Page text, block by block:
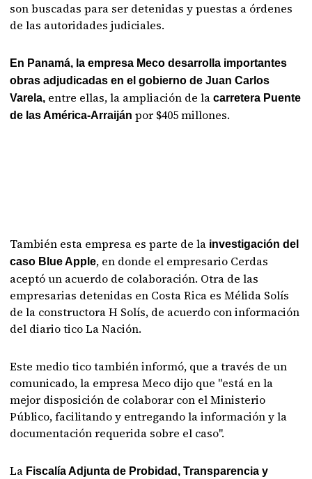
son buscadas para ser detenidas y puestas a órdenes
de las autoridades judiciales.
En Panamá, la empresa Meco desarrolla importantes
obras adjudicadas en el gobierno de Juan Carlos
Varela, entre ellas, la ampliación de lacarretera Puente
de las América-Arraiján por $405 millones.
También esta empresa es parte de la investigación del
caso Blue Apple, en donde el empresario Cerdas
aceptó un acuerdo de colaboración. Otra de las
empresarias detenidas en Costa Rica es Mélida Solís
de la constructora H Solís, de acuerdo con información
del diario tico La Nación.
Este medio tico también informó, que a través de un
comunicado, la empresa Meco dijo que "está en la
mejor disposición de colaborar con el Ministerio
Público, facilitando y entregando la información y la
documentación requerida sobre el caso".
La Fiscalía Adjunta de Probidad, Transparencia y